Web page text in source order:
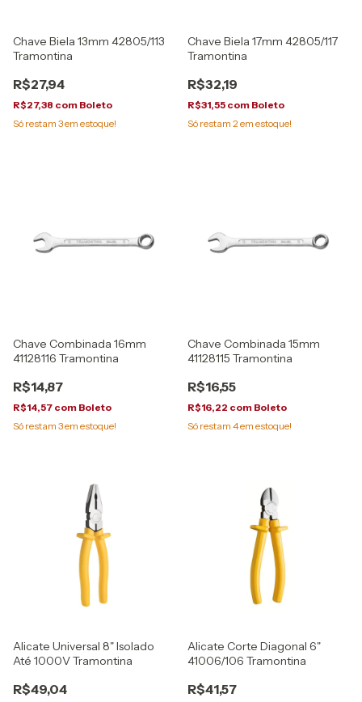
Chave Biela 13mm 42805/113
Tramontina
R$27,94
R$27,38 com Boleto
Só restam 3em estoque!
Chave Biela 17mm 42805/117
Tramontina
R$32,19
R$31,55 com Boleto
Só restam 2 em estoque!
Chave Combinada 16mm
41128116 Tramontina
R$14,87
R$14,57 com Boleto
Só restam 3em estoque!
Chave Combinada 15mm
41128115 Tramontina
R$16,55
R$16,22 com Boleto
Só restam 4em estoque!
Alicate Universal 8" Isolado
Até 1000V Tramontina
R$49,04
Alicate Corte Diagonal 6"
41006/106 Tramontina
R$41,57